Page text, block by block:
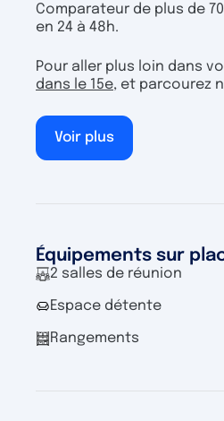
Comparateur de plus de
en 24 à 48h.
Pour aller plus loin dans
dans le 15e, et parcourez
Voir plus
Équipements sur
2 salles de réunion
Espace détente
Rangements